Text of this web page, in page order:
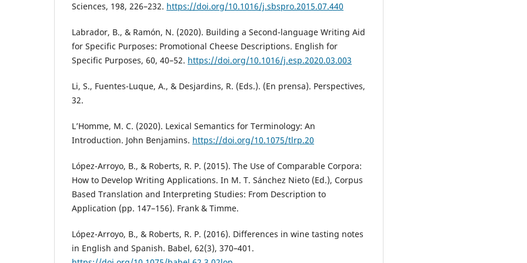
Sciences, 198, 226–232. https://doi.org/10.1016/j.sbspro.2015.07.440
Labrador, B., & Ramón, N. (2020). Building a Second-language Writing Aid
for Specific Purposes: Promotional Cheese Descriptions. English for
Specific Purposes, 60, 40–52. https://doi.org/10.1016/j.esp.2020.03.003
Li, S., Fuentes-Luque, A., & Desjardins, R. (Eds.). (En prensa). Perspectives,
32.
L’Homme, M. C. (2020). Lexical Semantics for Terminology: An
Introduction. John Benjamins. https://doi.org/10.1075/tlrp.20
López-Arroyo, B., & Roberts, R. P. (2015). The Use of Comparable Corpora:
How to Develop Writing Applications. In M. T. Sánchez Nieto (Ed.), Corpus
Based Translation and Interpreting Studies: From Description to
Application (pp. 147–156). Frank & Timme.
López-Arroyo, B., & Roberts, R. P. (2016). Differences in wine tasting notes
in English and Spanish. Babel, 62(3), 370–401.